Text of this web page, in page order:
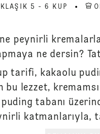
5 - 6 KUP
peynirli
ne dersin?
tarifi, kakaolu
bu lezzet,
tabanı
katmanlarıyla,